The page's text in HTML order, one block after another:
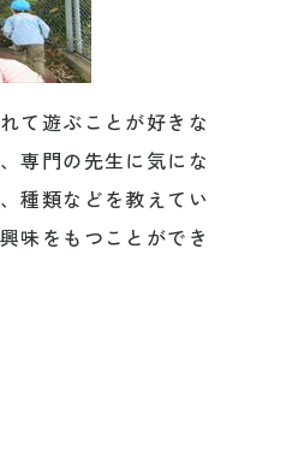
て遊ぶことが好きな
専門の先生に気にな
種類などを教えてい
味をもつことができ